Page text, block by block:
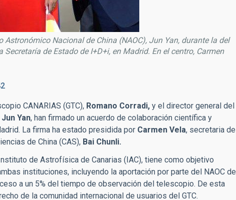
Nacional de China (NAOC), Jun Yan, durante la del
de Estado de I+D+i, en Madrid. En el centro, Carmen
CANARIAS (GTC), Romano Corradi, y el director general del
Jun Yan, han firmado un acuerdo de colaboración científica y
La firma ha estado presidida por Carmen Vela, secretaria de
de China (CAS), Bai Chunli.
de Astrofísica de Canarias (IAC), tiene como objetivo
instituciones, incluyendo la aportación por parte del NAOC de
a un 5% del tiempo de observación del telescopio. De esta
de la comunidad internacional de usuarios del GTC.